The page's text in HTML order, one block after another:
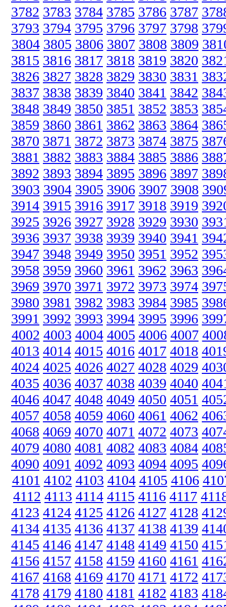
3782 3783 3784 3785 3786 3787
3793 3794 3795 3796 3797 3798
3804 3805 3806 3807 3808 3809
3815 3816 3817 3818 3819 3820
3826 3827 3828 3829 3830 3831
3837 3838 3839 3840 3841 3842
3848 3849 3850 3851 3852 3853
3859 3860 3861 3862 3863 3864
3870 3871 3872 3873 3874 3875
3881 3882 3883 3884 3885 3886
3892 3893 3894 3895 3896 3897
3903 3904 3905 3906 3907 3908
3914 3915 3916 3917 3918 3919
3925 3926 3927 3928 3929 3930
3936 3937 3938 3939 3940 3941
3947 3948 3949 3950 3951 3952
3958 3959 3960 3961 3962 3963
3969 3970 3971 3972 3973 3974
3980 3981 3982 3983 3984 3985
3991 3992 3993 3994 3995 3996
4002 4003 4004 4005 4006 4007
4013 4014 4015 4016 4017 4018
4024 4025 4026 4027 4028 4029
4035 4036 4037 4038 4039 4040
4046 4047 4048 4049 4050 4051
4057 4058 4059 4060 4061 4062
4068 4069 4070 4071 4072 4073
4079 4080 4081 4082 4083 4084
4090 4091 4092 4093 4094 4095
4101 4102 4103 4104 4105 4106
4112 4113 4114 4115 4116 4117
4123 4124 4125 4126 4127 4128
4134 4135 4136 4137 4138 4139
4145 4146 4147 4148 4149 4150
4156 4157 4158 4159 4160 4161
4167 4168 4169 4170 4171 4172
4178 4179 4180 4181 4182 4183